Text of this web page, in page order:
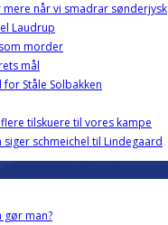
mere når vi smadrar sønderjysk
Laudrup
morder
mål
Ståle Solbakken
tilskuere til vores kampe
siger schmeichel til Lindegaard
gør man?